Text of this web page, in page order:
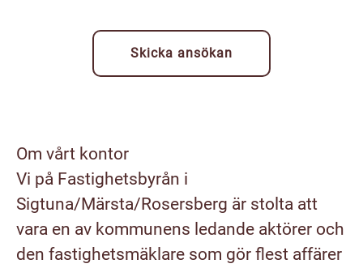
Skicka ansökan
Om vårt kontor
Vi på Fastighetsbyrån i
Sigtuna/Märsta/Rosersberg är stolta att
vara en av kommunens ledande aktörer och
den fastighetsmäklare som gör flest affärer